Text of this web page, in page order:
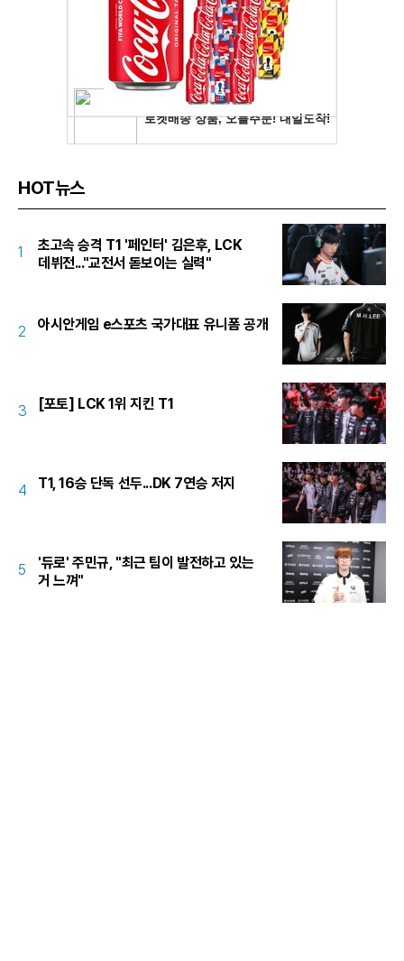
HOT뉴스
1
초고속 승격 T1 '페인터' 김은후, LCK
데뷔전..."교전서 돋보이는 실력"
2 아시안게임 e스포츠 국가대표 유니폼 공개
3 [포토] LCK 1위 지킨 T1
4 T1, 16승 단독 선두...DK 7연승 저지
5
'듀로' 주민규, "최근 팀이 발전하고 있는
거 느껴"